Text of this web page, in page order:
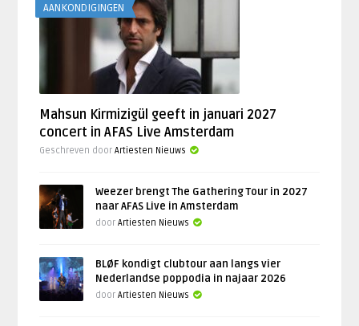
AANKONDIGINGEN
Mahsun Kirmizigül geeft in januari 2027
concert in AFAS Live Amsterdam
Geschreven doorArtiesten Nieuws
Weezer brengt The Gathering Tour in 2027
naar AFAS Live in Amsterdam
doorArtiesten Nieuws
BLØF kondigt clubtour aan langs vier
Nederlandse poppodia in najaar 2026
doorArtiesten Nieuws